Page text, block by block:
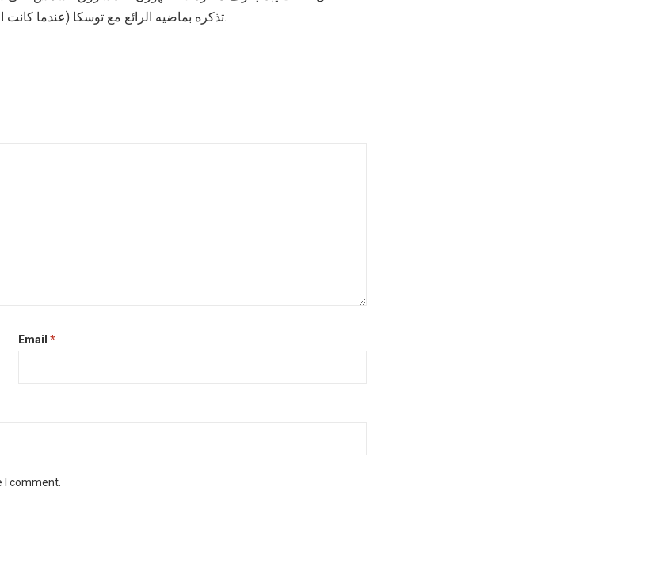
تذكره بماضيه الرائع مع توسكا (عندما كانت النجوم تتلألأ?). يقود جندي توسكا لمقابلة ماريو وعندما ينصرف الحارس.
Email*
I comment.